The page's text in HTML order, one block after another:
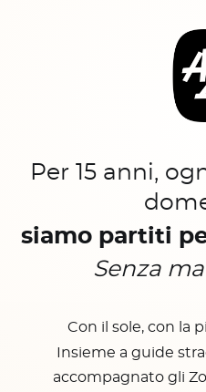
Per 15 anni,
siamo partiti
Senza
Con il sole, con la
Insieme a guide
accompagnato gli